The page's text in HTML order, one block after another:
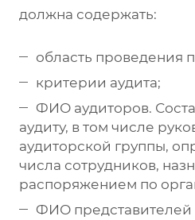
должна содержать:
область проведения
критерии аудита;
ФИО аудиторов.
аудиту, в том числе
аудиторской группы,
числа сотрудников,
распоряжением по
ФИО представителей